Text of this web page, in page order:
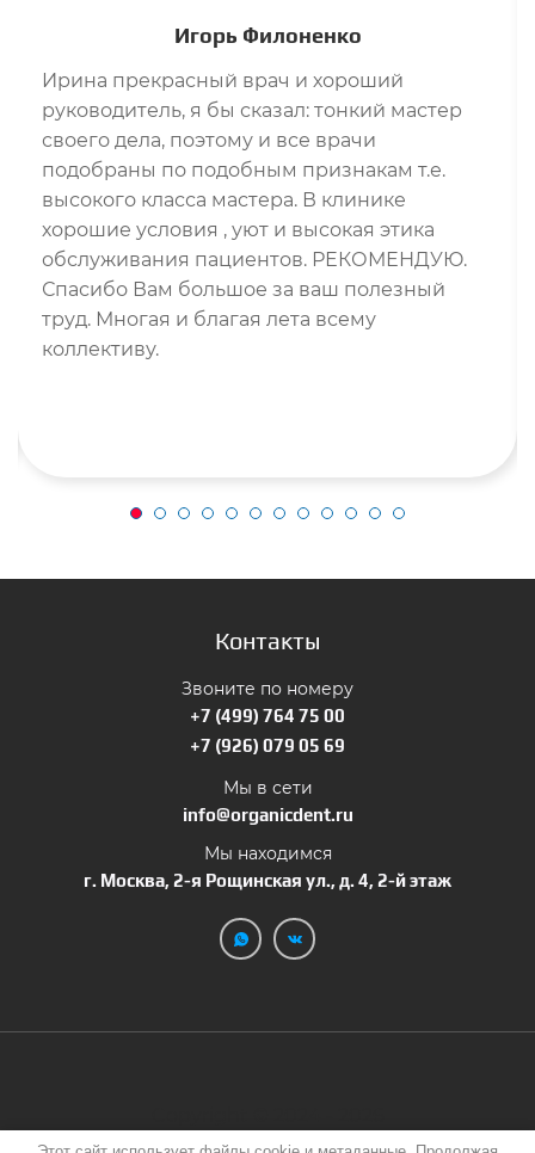
Игорь Филоненко
Ирина прекрасный врач и хороший
руководитель, я бы сказал: тонкий мастер
своего дела, поэтому и все врачи
подобраны по подобным признакам т.е.
высокого класса мастера. В клинике
хорошие условия , уют и высокая этика
обслуживания пациентов. РЕКОМЕНДУЮ.
Спасибо Вам большое за ваш полезный
труд. Многая и благая лета всему
коллективу.
Звоните по номеру
+7 (499) 764 75 00
+7 (926) 079 05 69
Мы в сети
info@organicdent.ru
Мы находимся
г. Москва, 2-я Рощинская ул., д. 4, 2-й этаж
Контакты